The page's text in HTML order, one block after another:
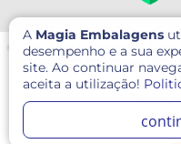
A Magia Embalagens
desempenho e a sua
site. Ao continuar
aceita a utilização!
© 2026 Magia Embalagens - Todos
Avenida Serafim Gonçalves
Este site é protegido por
Termos